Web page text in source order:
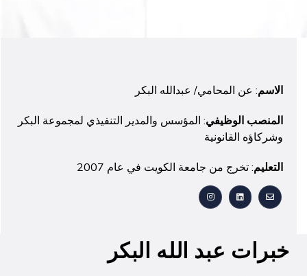
الاسم: عن المحامي/ عبدالله البكر
المنصب الوظيفي: المؤسس والمدير التنفيذي لمجموعة البكر
وشركاؤه القانونية
التعليم: تخرج من جامعة الكويت في عام 2007
خبرات عبد الله البكر